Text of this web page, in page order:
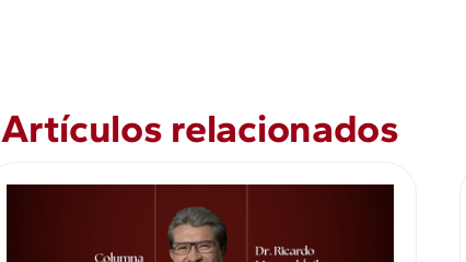
Artículos relacionados